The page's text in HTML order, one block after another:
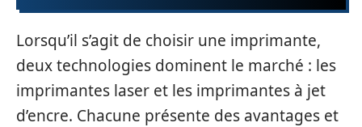
Lorsqu’il s’agit de choisir une imprimante,
deux technologies dominent le marché : les
imprimantes laser et les imprimantes à jet
d’encre. Chacune présente des avantages et